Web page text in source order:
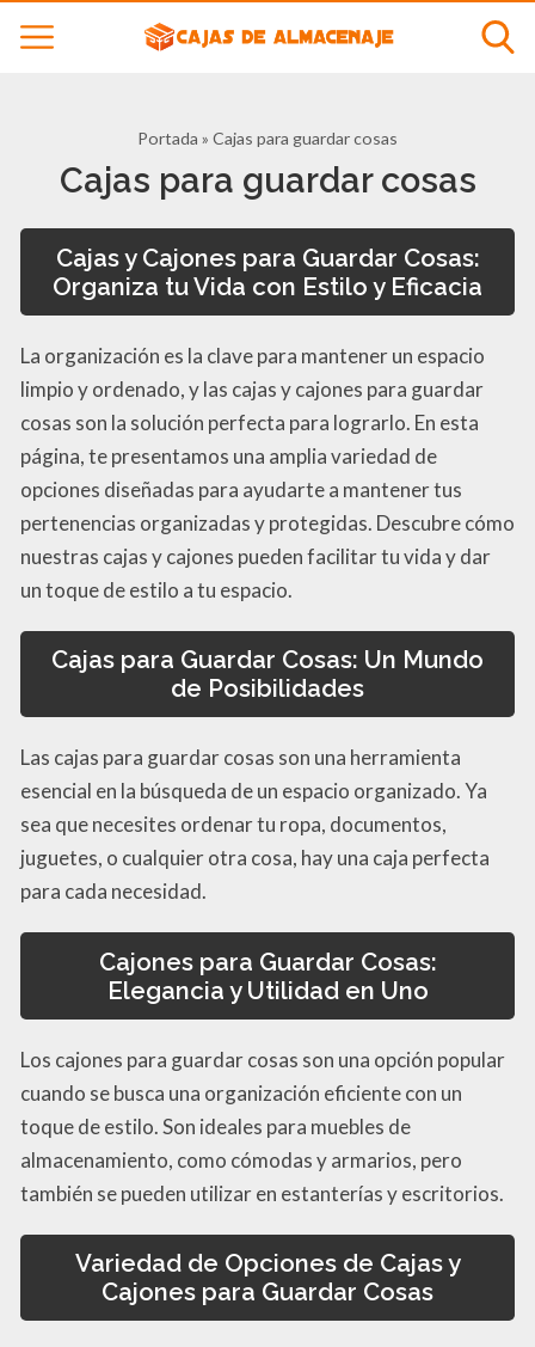
Portada » Cajas para guardar cosas
Cajas para guardar cosas
Cajas y Cajones para Guardar Cosas:
Organiza tu Vida con Estilo y Eficacia
La organización es la clave para mantener un espacio
limpio y ordenado, y las cajas y cajones para guardar
cosas son la solución perfecta para lograrlo. En esta
página, te presentamos una amplia variedad de
opciones diseñadas para ayudarte a mantener tus
pertenencias organizadas y protegidas. Descubre cómo
nuestras cajas y cajones pueden facilitar tu vida y dar
un toque de estilo a tu espacio.
Cajas para Guardar Cosas: Un Mundo
de Posibilidades
Las cajas para guardar cosas son una herramienta
esencial en la búsqueda de un espacio organizado. Ya
sea que necesites ordenar tu ropa, documentos,
juguetes, o cualquier otra cosa, hay una caja perfecta
para cada necesidad.
Cajones para Guardar Cosas:
Elegancia y Utilidad en Uno
Los cajones para guardar cosas son una opción popular
cuando se busca una organización eficiente con un
toque de estilo. Son ideales para muebles de
almacenamiento, como cómodas y armarios, pero
también se pueden utilizar en estanterías y escritorios.
Variedad de Opciones de Cajas y
Cajones para Guardar Cosas